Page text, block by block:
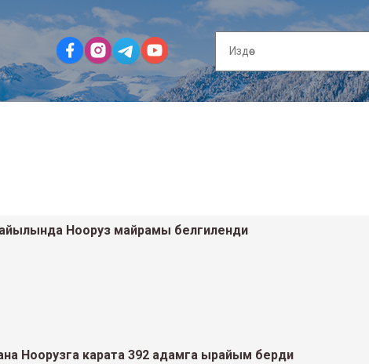
Нооруз майрамы белгиленди
Ноорузга карата 392 адамга ырайым берди